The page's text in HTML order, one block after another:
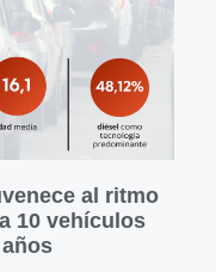
al ritmo
10 vehículos